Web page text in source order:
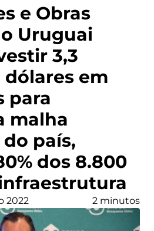
e Obras
Uruguai
3,3
em
para
malha
país,
dos 8.800
2022 2 minutos